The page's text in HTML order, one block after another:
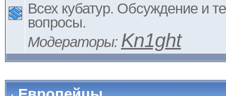
Всех кубатур. Обсуждение и
вопросы.
Модераторы: Kn1ght